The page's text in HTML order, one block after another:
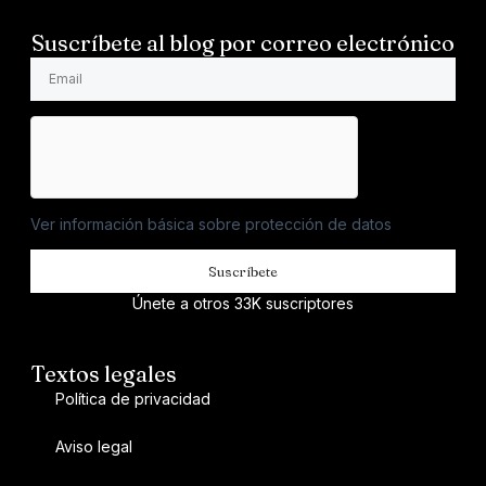
Suscríbete al blog por correo electrónico
Ver información básica sobre protección de datos
Suscríbete
Únete a otros 33K suscriptores
Textos legales
Política de privacidad
Aviso legal